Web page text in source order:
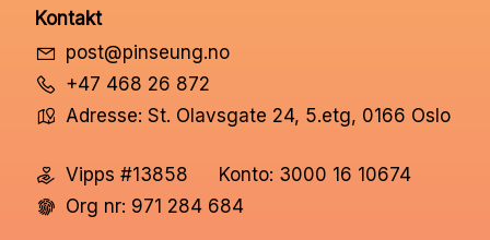
Kontakt
post@pinseung.no
+47 468 26 872
Adresse: St. Olavsgate 24, 5.etg, 0166 Oslo
Vipps #13858
Konto: 3000 16 10674
Org nr: 971 284 684